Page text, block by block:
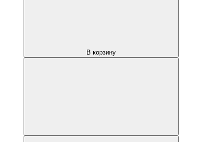
В корзину